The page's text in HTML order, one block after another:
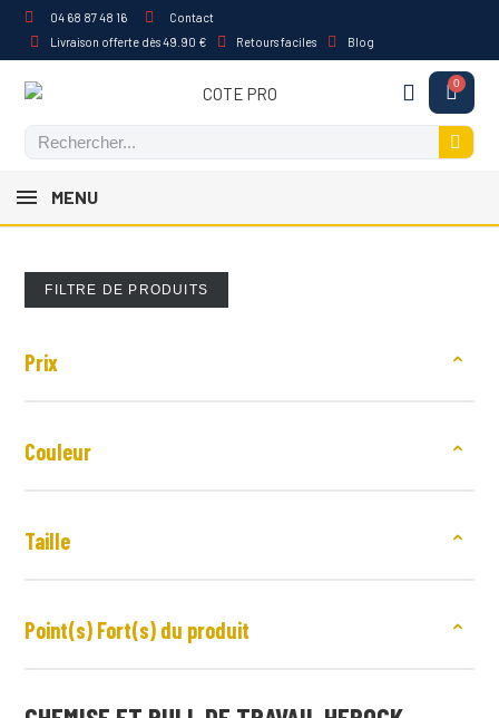
04 68 87 48 16
Contact
Livraison offerte dès 49.90 €
Retours faciles Blog
MENU
FILTRE DE PRODUITS
Prix
Couleur
Taille
Point(s) Fort(s) du produit